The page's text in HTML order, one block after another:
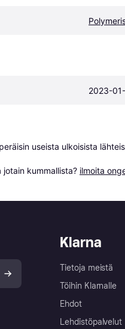
2023-
useista ulkoisista
kummallista? ilmoita
Klarna
Tietoja meistä
Töihin Klarnalle
Ehdot
Lehdistöpalvelut